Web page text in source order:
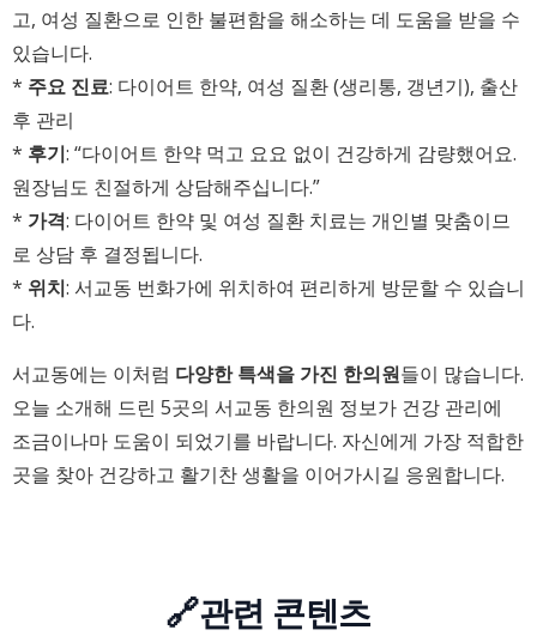
고, 여성 질환으로 인한 불편함을 해소하는 데 도움을 받을 수
있습니다.
* 주요 진료: 다이어트 한약, 여성 질환 (생리통, 갱년기), 출산
후 관리
* 후기: “다이어트 한약 먹고 요요 없이 건강하게 감량했어요.
원장님도 친절하게 상담해주십니다.”
* 가격: 다이어트 한약 및 여성 질환 치료는 개인별 맞춤이므
로 상담 후 결정됩니다.
* 위치: 서교동 번화가에 위치하여 편리하게 방문할 수 있습니
다.
서교동에는 이처럼 다양한 특색을 가진 한의원들이 많습니다.
오늘 소개해 드린 5곳의 서교동 한의원 정보가 건강 관리에
조금이나마 도움이 되었기를 바랍니다. 자신에게 가장 적합한
곳을 찾아 건강하고 활기찬 생활을 이어가시길 응원합니다.
🔗관련 콘텐츠